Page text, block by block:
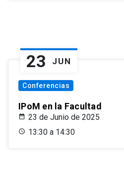
23 JUN
Conferencias
IPoM en la Facultad
23 de Junio de 2025
13:30 a 14:30